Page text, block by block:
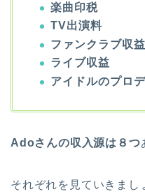
楽曲印税
TV出演料
ファンクラブ収益
ライブ収益
アイドルのプロ
Adoさんの収入源は８つ
それぞれを見ていきまし